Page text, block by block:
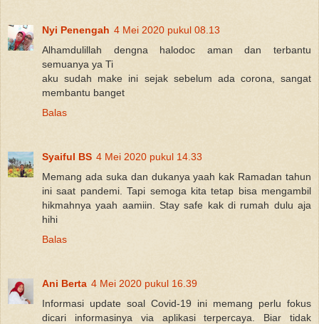
Nyi Penengah 4 Mei 2020 pukul 08.13
Alhamdulillah dengna halodoc aman dan terbantu
semuanya ya Ti
aku sudah make ini sejak sebelum ada corona, sangat
membantu banget
Balas
Syaiful BS 4 Mei 2020 pukul 14.33
Memang ada suka dan dukanya yaah kak Ramadan tahun
ini saat pandemi. Tapi semoga kita tetap bisa mengambil
hikmahnya yaah aamiin. Stay safe kak di rumah dulu aja
hihi
Balas
Ani Berta 4 Mei 2020 pukul 16.39
Informasi update soal Covid-19 ini memang perlu fokus
dicari informasinya via aplikasi terpercaya. Biar tidak